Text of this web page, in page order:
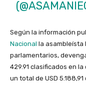
Según la información
Nacional la asambleísta
parlamentarios,
429.91 clasificados en
un total de USD